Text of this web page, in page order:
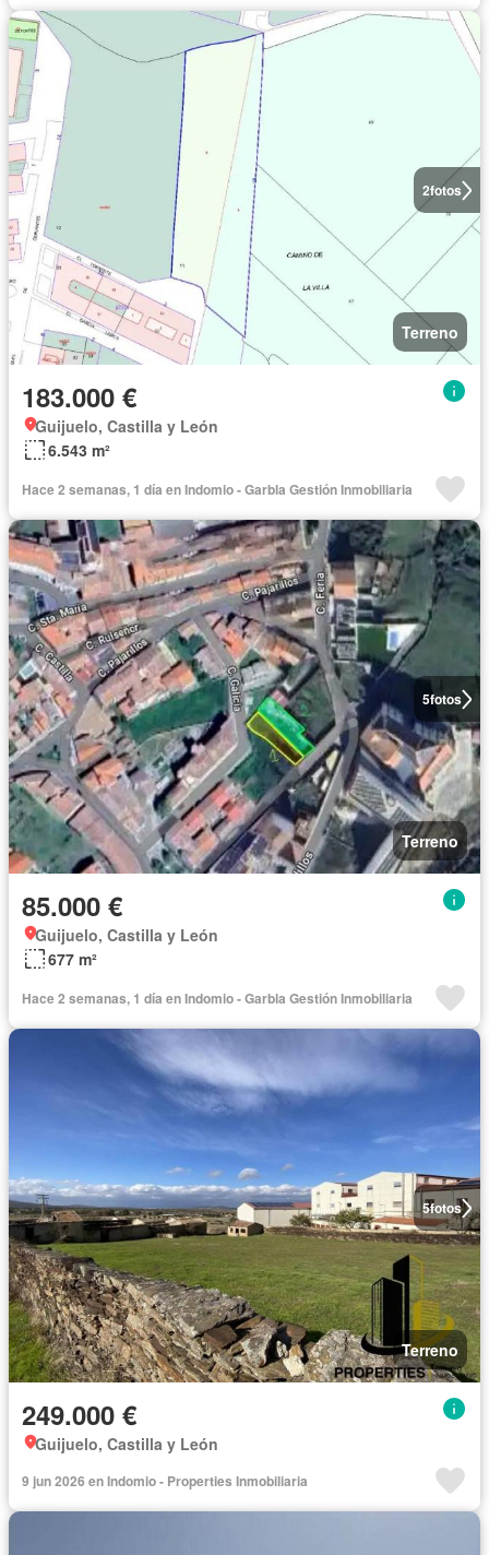
2fotos
Terreno
183.000 €
Guijuelo, Castilla y León
6.543 m²
Hace 2 semanas, 1 día en Indomio - Garbla Gestión Inmobiliaria
5fotos
Terreno
85.000 €
Guijuelo, Castilla y León
677 m²
Hace 2 semanas, 1 día en Indomio - Garbla Gestión Inmobiliaria
5fotos
Terreno
249.000 €
Guijuelo, Castilla y León
9 jun 2026 en Indomio - Properties Inmobiliaria